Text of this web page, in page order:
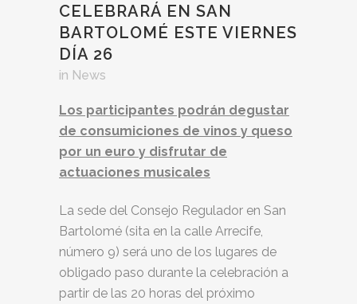
CELEBRARÁ EN SAN
BARTOLOMÉ ESTE VIERNES
DÍA 26
in News
Los participantes podrán degustar
de consumiciones de vinos y queso
por un euro y disfrutar de
actuaciones musicales
La sede del Consejo Regulador en San
Bartolomé (sita en la calle Arrecife,
número 9) será uno de los lugares de
obligado paso durante la celebración a
partir de las 20 horas del próximo